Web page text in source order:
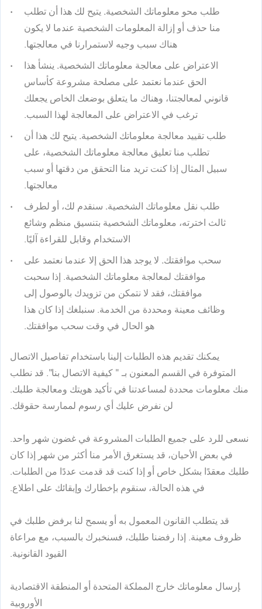
طلب محو معلوماتك الشخصية. يتيح لك هذا أن تطلب
منا حذف أو إزالة المعلومات الشخصية عندما لا يكون
هناك سبب وجيه لاستمرارنا في معالجتها.
الاعتراض على معالجة معلوماتك الشخصية. ينشأ هذا
الحق عندما نعتمد على مصلحة مشروعة كأساس
قانوني لمعالجتنا، وهناك ما يتعلق بوضعك الخاص يجعلك
ترغب في الاعتراض على المعالجة لهذا السبب.
طلب تقييد معالجة معلوماتك الشخصية. يتيح لك هذا أن
تطلب منا تعليق معالجة معلوماتك الشخصية، على
سبيل المثال إذا كنت تريد منا التحقق من دقتها أو سبب
معالجتها.
طلب نقل معلوماتك الشخصية. سنقدم لك، أو لطرف
ثالث اخترته، معلوماتك الشخصية بتنسيق منظم وشائع
الاستخدام وقابل للقراءة آليًا.
سحب موافقتك. لا يوجد هذا الحق إلا عندما نعتمد على
موافقتك لمعالجة معلوماتك الشخصية. إذا سحبت
موافقتك، فقد لا نتمكن من تزويدك بالوصول إلى
وظائف معينة ومحددة من الخدمة. سنبلغك إذا كان هذا
هو الحال في وقت سحب موافقتك.
يمكنك تقديم هذه الطلبات إلينا باستخدام تفاصيل الاتصال
المتوفرة في القسم المعنون بـ " كيفية الاتصال بنا". قد نطلب
منك معلومات محددة لمساعدتنا في تأكيد هويتك ومعالجة طلبك.
لن نفرض عليك أي رسوم لممارسة حقوقك.
نسعى للرد على جميع الطلبات المشروعة في غضون شهر واحد.
في بعض الأحيان، قد يستغرق الأمر منا أكثر من شهر إذا كان
طلبك معقدًا بشكل خاص أو إذا كنت قد قدمت عددًا من الطلبات.
في هذه الحالة، سنقوم بإخطارك وإبقائك على اطلاع.
قد يتطلب القانون المعمول به أو يسمح لنا برفض طلبك في
ظروف معينة. إذا رفضنا طلبك، فسنخبرك بالسبب، مع مراعاة
القيود القانونية.
إرسال معلوماتك خارج المملكة المتحدة أو المنطقة الاقتصادية
الأوروبية